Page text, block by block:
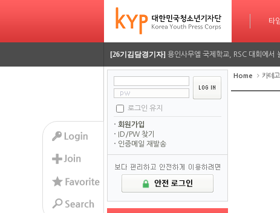
타
타임라인 카
[26기정재훈기자] AI가 짜주는 맞춤형 방학 시간표…학
[26기이율관기자] 수업 시간 덮친 화재, 동탄 학원가 긴
[26기김담경기자] 2026 서울평화 모의유엔대회에 가다
[26기김담경기자]
[26기정재훈기자]
[26기김담경기자] 용인사무엘 국제학교, RSC 대회에서
[26기이율관기자] 수업 시간 덮친 화재, 동탄 학원가 긴급
로그인 유지
회원가입
ID/PW 찾기
인증메일 재발송
Home 카테고